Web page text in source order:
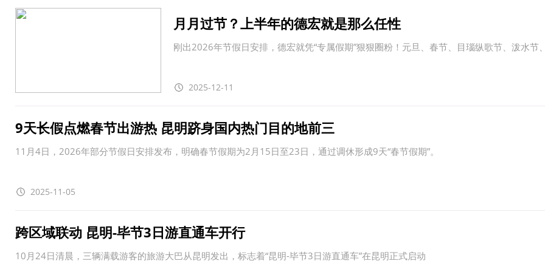
月月过节？上半年的德宏就是那么任性
刚出2026年节假日安排，德宏就凭“专属假期”狠狠圈粉！元旦、春节、目瑙纵歌节、泼水节
2025-12-11
9天长假点燃春节出游热 昆明跻身国内热门目的地前三
11月4日，2026年部分节假日安排发布，明确春节假期为2月15日至23日，通过调休形成9天“春节假期”。
2025-11-05
跨区域联动 昆明-毕节3日游直通车开行
10月24日清晨，三辆满载游客的旅游大巴从昆明发出，标志着“昆明-毕节3日游直通车”在昆明正式启动